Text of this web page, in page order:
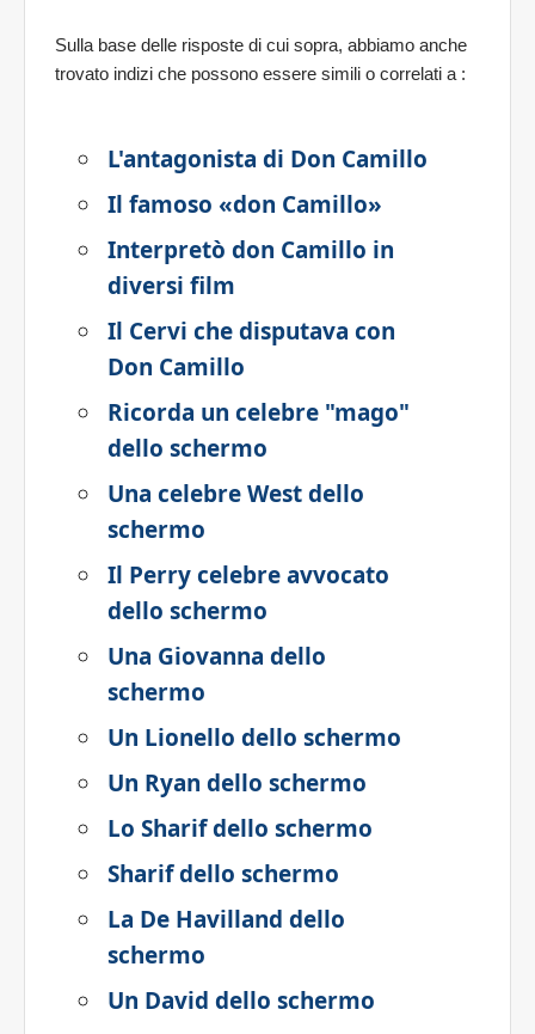
Sulla base delle risposte di cui sopra, abbiamo anche
trovato indizi che possono essere simili o correlati a :
L'antagonista di Don Camillo
Il famoso «don Camillo»
Interpretò don Camillo in
diversi film
Il Cervi che disputava con
Don Camillo
Ricorda un celebre "mago"
dello schermo
Una celebre West dello
schermo
Il Perry celebre avvocato
dello schermo
Una Giovanna dello
schermo
Un Lionello dello schermo
Un Ryan dello schermo
Lo Sharif dello schermo
Sharif dello schermo
La De Havilland dello
schermo
Un David dello schermo